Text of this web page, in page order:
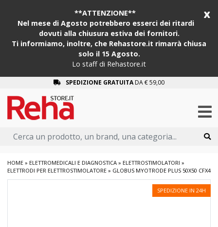
x
**ATTENZIONE**
Nel mese di Agosto potrebbero esserci dei ritardi
dovuti alla chiusura estiva dei fornitori.
Ti informiamo, inoltre, che Rehastore.it rimarrà chiusa
solo il 15 Agosto.
Lo staff di Rehastore.it
SPEDIZIONE GRATUITADA € 59,00
HOME » ELETTROMEDICALI E DIAGNOSTICA » ELETTROSTIMOLATORI »
ELETTRODI PER ELETTROSTIMOLATORE » GLOBUS MYOTRODE PLUS 50X50 CFX4
SPEDIZIONE IN 24H